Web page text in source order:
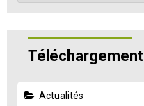
Téléchargement
Actualités